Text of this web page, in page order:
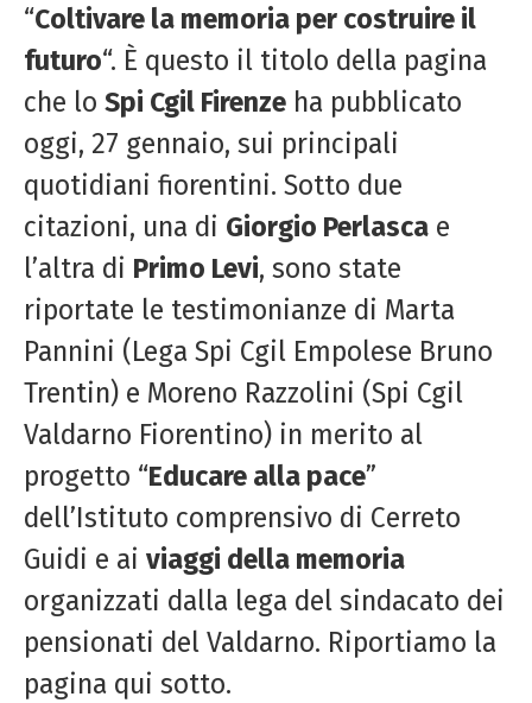
“Coltivare la memoria per costruire il
futuro“. È questo il titolo della pagina
che lo Spi Cgil Firenze ha pubblicato
oggi, 27 gennaio, sui principali
quotidiani fiorentini. Sotto due
citazioni, una di Giorgio Perlasca e
l’altra di Primo Levi, sono state
riportate le testimonianze di Marta
Pannini (Lega Spi Cgil Empolese Bruno
Trentin) e Moreno Razzolini (Spi Cgil
Valdarno Fiorentino) in merito al
progetto “Educare alla pace”
dell’Istituto comprensivo di Cerreto
Guidi e ai viaggi della memoria
organizzati dalla lega del sindacato dei
pensionati del Valdarno. Riportiamo la
pagina qui sotto.